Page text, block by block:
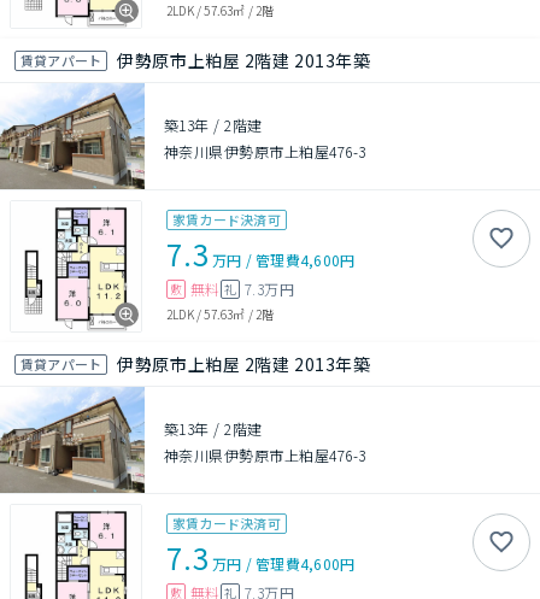
2LDK/57.63㎡ /2階
賃貸アパート 伊勢原市上粕屋 2階建 2013年築
築13年 /2階建
神奈川県伊勢原市上粕屋476-3
家賃カード決済可
7.3 万円 /管理費4,600円
敷 無料 礼 7.3万円
2LDK/57.63㎡ /2階
賃貸アパート 伊勢原市上粕屋 2階建 2013年築
築13年 /2階建
神奈川県伊勢原市上粕屋476-3
家賃カード決済可
7.3 万円 /管理費4,600円
敷 無料 礼 7.3万円